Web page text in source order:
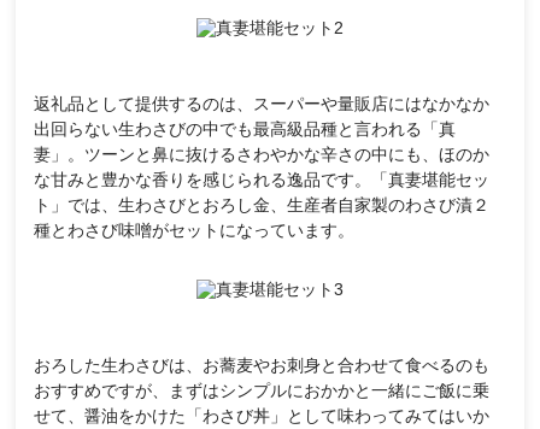
返礼品として提供するのは、スーパーや量販店にはなかなか
出回らない生わさびの中でも最高級品種と言われる「真
妻」。ツーンと鼻に抜けるさわやかな辛さの中にも、ほのか
な甘みと豊かな香りを感じられる逸品です。「真妻堪能セッ
ト」では、生わさびとおろし金、生産者自家製のわさび漬２
種とわさび味噌がセットになっています。
おろした生わさびは、お蕎麦やお刺身と合わせて食べるのも
おすすめですが、まずはシンプルにおかかと一緒にご飯に乗
せて、醤油をかけた「わさび丼」として味わってみてはいか